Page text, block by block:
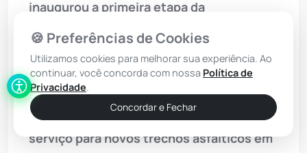
inaugurou a primeira etapa da
pavimentação asfáltica de 14 quilômetros
da BA-959, ligando o distrito de José
Gonçalves à localidade de Lagoa do
Batista, emAnagé. Novas frentes de
trabalho foram abertas com ordens de
serviço para novos trechos asfálticos em
🍪 Preferências de Cookies
Utilizamos cookies para melhorar sua experiência. Ao
continuar, você concorda com nossa Política de
Privacidade.
Concordar e Fechar